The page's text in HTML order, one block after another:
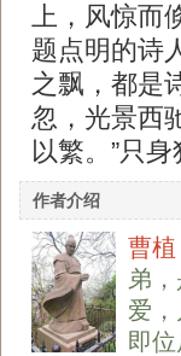
上，风惊而
题点明的诗
之飘，都是
忽，光景西
以繁。”只
作者介绍
曹植
弟
爱
即